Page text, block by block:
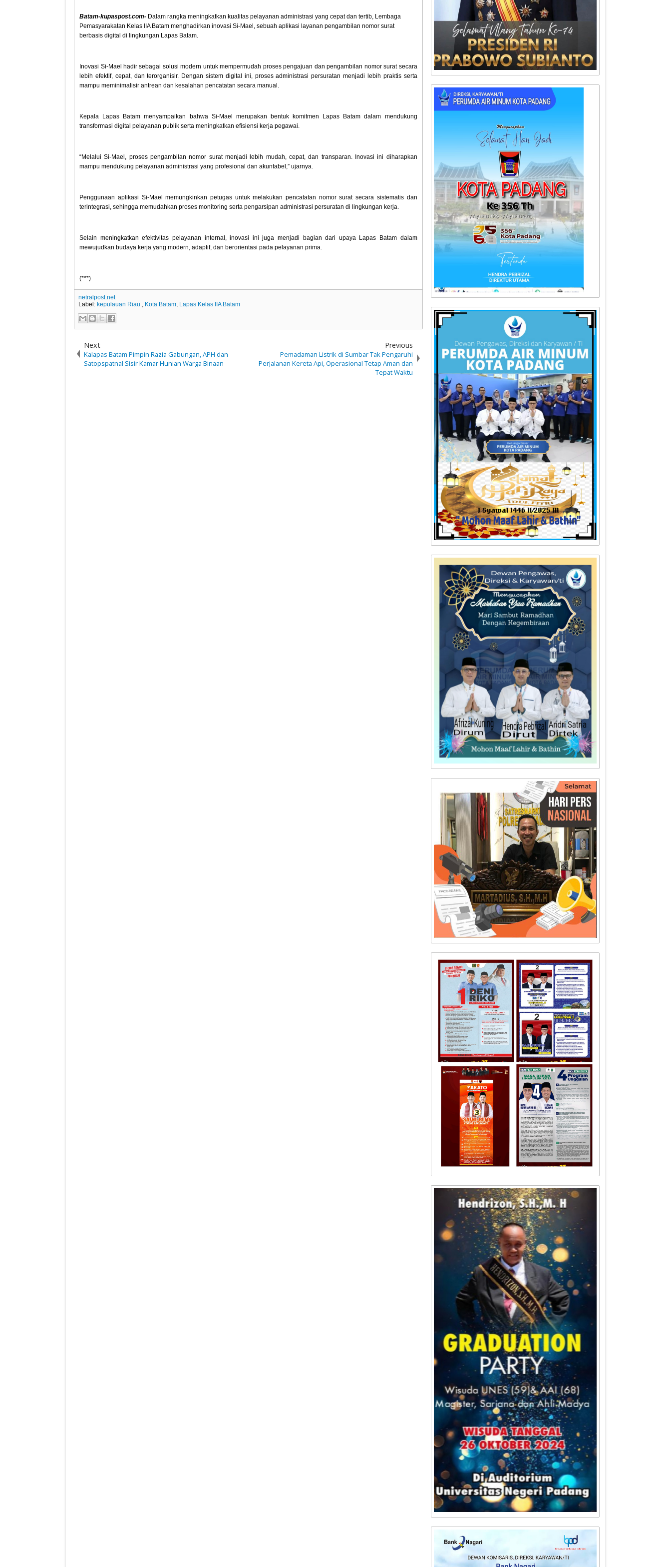
Batam-kupaspost.com- Dalam rangka meningkatkan kualitas pelayanan administrasi yang cepat dan tertib, Lembaga
Pemasyarakatan Kelas IIA Batam menghadirkan inovasi Si-Mael, sebuah aplikasi layanan pengambilan nomor surat
berbasis digital di lingkungan Lapas Batam.
Inovasi Si-Mael hadir sebagai solusi modern untuk mempermudah proses pengajuan dan pengambilan nomor surat secara
lebih efektif, cepat, dan terorganisir. Dengan sistem digital ini, proses administrasi persuratan menjadi lebih praktis serta
mampu meminimalisir antrean dan kesalahan pencatatan secara manual.
Kepala Lapas Batam menyampaikan bahwa Si-Mael merupakan bentuk komitmen Lapas Batam dalam mendukung
transformasi digital pelayanan publik serta meningkatkan efisiensi kerja pegawai.
“Melalui Si-Mael, proses pengambilan nomor surat menjadi lebih mudah, cepat, dan transparan. Inovasi ini diharapkan
mampu mendukung pelayanan administrasi yang profesional dan akuntabel,” ujarnya.
Penggunaan aplikasi Si-Mael memungkinkan petugas untuk melakukan pencatatan nomor surat secara sistematis dan
terintegrasi, sehingga memudahkan proses monitoring serta pengarsipan administrasi persuratan di lingkungan kerja.
Selain meningkatkan efektivitas pelayanan internal, inovasi ini juga menjadi bagian dari upaya Lapas Batam dalam
mewujudkan budaya kerja yang modern, adaptif, dan berorientasi pada pelayanan prima.
(***)
netralpost.net
Label:kepulauan Riau., Kota Batam, Lapas Kelas IIA Batam
Next
Kalapas Batam Pimpin Razia Gabungan, APH dan
Satopspatnal Sisir Kamar Hunian Warga Binaan
Previous
Pemadaman Listrik di Sumbar Tak Pengaruhi
Perjalanan Kereta Api, Operasional Tetap Aman dan
Tepat Waktu